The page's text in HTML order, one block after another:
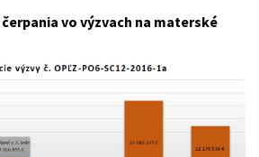
vo výzvach na materské